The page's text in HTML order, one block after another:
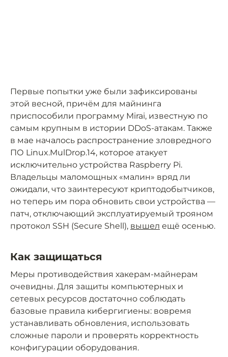
Первые попытки уже были зафиксированы
этой весной, причём для майнинга
приспособили программу Mirai, известную по
самым крупным в истории DDoS-атакам. Также
в мае началось распространение зловредного
ПО Linux.MulDrop.14, которое атакует
исключительно устройства Raspberry Pi.
Владельцы маломощных «малин» вряд ли
ожидали, что заинтересуют криптодобытчиков,
но теперь им пора обновить свои устройства —
патч, отключающий эксплуатируемый трояном
протокол SSH (Secure Shell), вышел ещё осенью.
Как защищаться
Меры противодействия хакерам-майнерам
очевидны. Для защиты компьютерных и
сетевых ресурсов достаточно соблюдать
базовые правила кибергигиены: вовремя
устанавливать обновления, использовать
сложные пароли и проверять корректность
конфигурации оборудования.